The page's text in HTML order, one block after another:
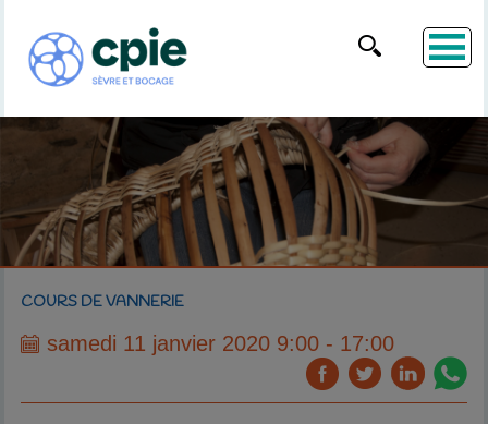
COURS DE VANNERIE
samedi 11 janvier 2020 9:00 - 17:00